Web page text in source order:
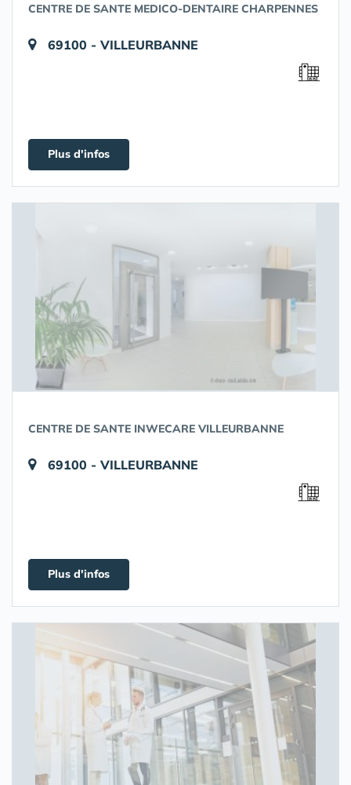
CENTRE DE SANTE MEDICO-DENTAIRE CHARPENNES
69100 - VILLEURBANNE
Plus d'infos
CENTRE DE SANTE INWECARE VILLEURBANNE
69100 - VILLEURBANNE
Plus d'infos